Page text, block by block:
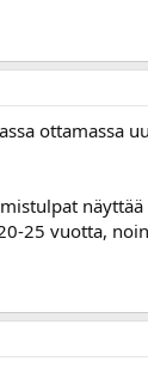
25 vuotta,